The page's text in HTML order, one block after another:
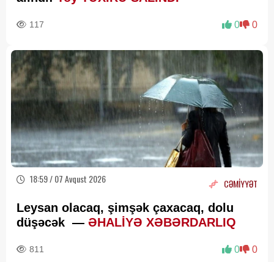
117 0 0
18:59 / 07 Avqust 2026 CƏMİYYƏT
Leysan olacaq, şimşək çaxacaq, dolu
düşəcək — ƏHALİYƏ XƏBƏRDARLIQ
811 0 0